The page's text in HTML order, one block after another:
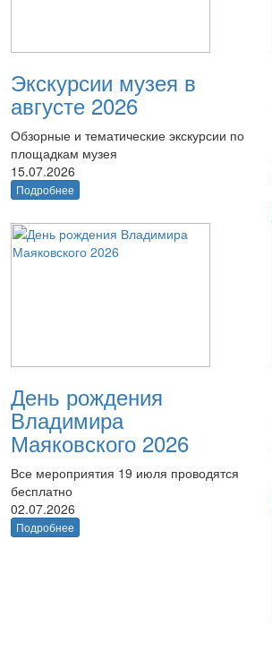
Экскурсии музея в
августе 2026
Обзорные и тематические экскурсии по
площадкам музея
15.07.2026
Подробнее
День рождения
Владимира
Маяковского 2026
Все мероприятия 19 июля проводятся
бесплатно
02.07.2026
Подробнее